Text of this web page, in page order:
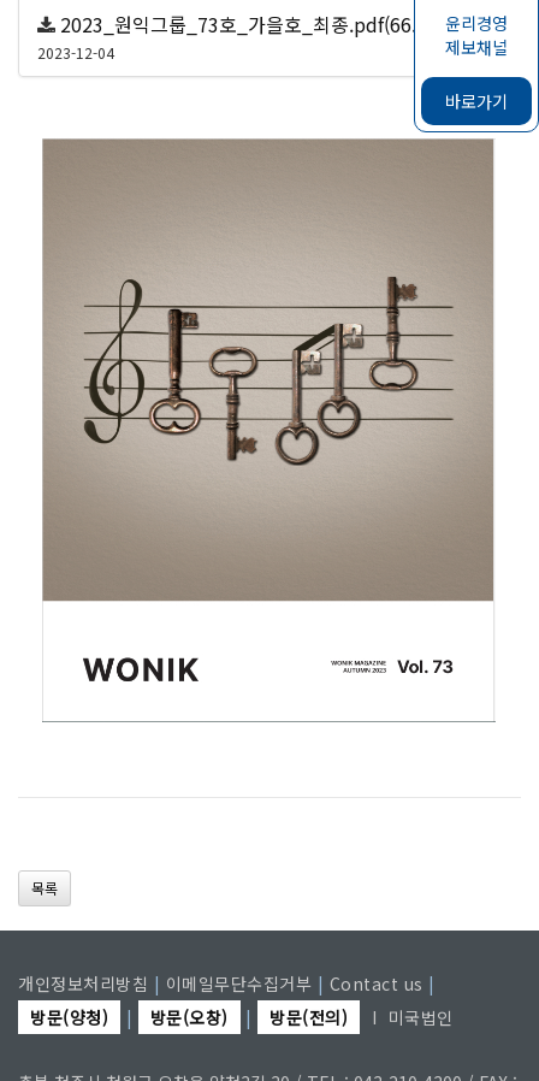
윤리경영
제보채널
바로가기
2023_원익그룹_73호_가을호_최종.pdf(66.9 MB)
2023-12-04 154
목록
개인정보처리방침 | 이메일무단수집거부 | Contact us |
방문(양청)
| 방문(오창) | 방문(전의) I 미국법인